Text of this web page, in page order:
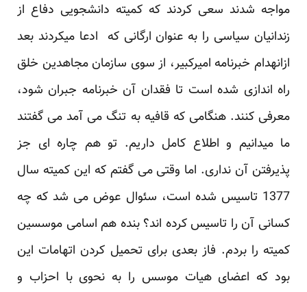
مواجه شدند سعی کردند که کمیته دانشجویی دفاع از
زندانیان سیاسی را به عنوان ارگانی که ادعا میکردند بعد
ازانهدام خبرنامه امیرکبیر، از سوی سازمان مجاهدین خلق
راه اندازی شده است تا فقدان آن خبرنامه جبران شود،
معرفی کنند. هنگامی که قافیه به تنگ می آمد می گفتند
ما میدانیم و اطلاع کامل داریم. تو هم چاره ای جز
پذیرفتن آن نداری. اما وقتی می گفتم که این کمیته سال
1377 تاسیس شده است، سئوال عوض می شد که چه
کسانی آن را تاسیس کرده اند؟ بنده هم اسامی موسسین
کمیته را بردم. فاز بعدی برای تحمیل کردن اتهامات این
بود که اعضای هیات موسس را به نحوی با احزاب و